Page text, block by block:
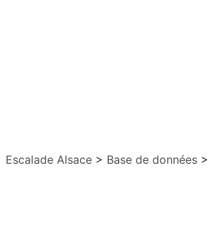
Escalade Alsace > Base de données >